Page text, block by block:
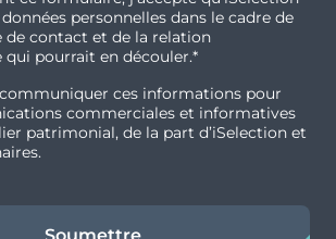
immédiate: commerces,
mairie, établissements scolaires
primaire, collège et lycée privés et
accessible à pied : promenades,
ambiance pittoresque et
Orientation
Nord-Ouest
Parking
personnelles dans le cadre de
de contact et de la relation
pourrait en découler.*
communiquer ces informations pour
commerciales et informatives
patrimonial, de la part d’iSelection et